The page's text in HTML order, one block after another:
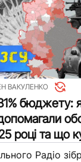
ВАКУЛЕНКО
бюджету:
році та що
аналіз)Радіо